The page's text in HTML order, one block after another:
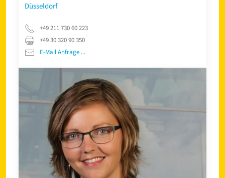
Düsseldorf
+49 211 730 60 223
+49 30 320 90 350
E-Mail Anfrage ...